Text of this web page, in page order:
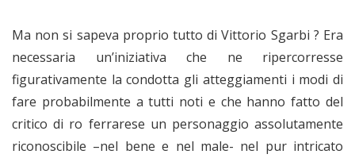
Ma non si sapeva proprio tutto di Vittorio Sgarbi ? Era
necessaria un’iniziativa che ne ripercorresse
figurativamente la condotta gli atteggiamenti i modi di
fare probabilmente a tutti noti e che hanno fatto del
critico di ro ferrarese un personaggio assolutamente
riconoscibile –nel bene e nel male- nel pur intricato